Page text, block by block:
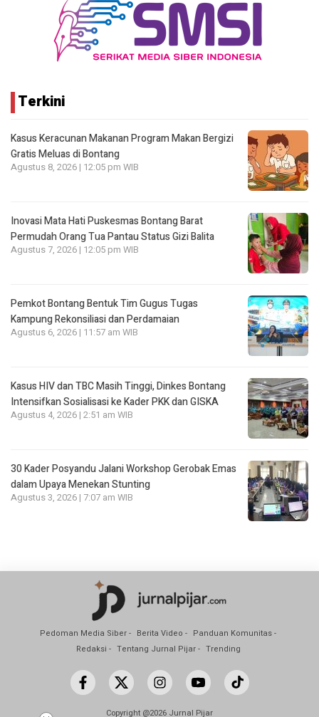
Terkini
Kasus Keracunan Makanan Program Makan Bergizi
Gratis Meluas di Bontang
Agustus 8, 2026 | 12:05 pm WIB
Inovasi Mata Hati Puskesmas Bontang Barat
Permudah Orang Tua Pantau Status Gizi Balita
Agustus 7, 2026 | 12:05 pm WIB
Pemkot Bontang Bentuk Tim Gugus Tugas
Kampung Rekonsiliasi dan Perdamaian
Agustus 6, 2026 | 11:57 am WIB
Kasus HIV dan TBC Masih Tinggi, Dinkes Bontang
Intensifkan Sosialisasi ke Kader PKK dan GISKA
Agustus 4, 2026 | 2:51 am WIB
30 Kader Posyandu Jalani Workshop Gerobak Emas
dalam Upaya Menekan Stunting
Agustus 3, 2026 | 7:07 am WIB
Pedoman Media Siber Berita Video
Panduan Komunitas
Redaksi
Tentang Jurnal Pijar Trending
Copyright @2026 Jurnal Pijar